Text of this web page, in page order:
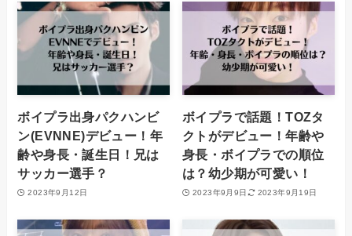
ボイプラ出身パクハンビ
ン(EVNNE)デビュー！年
齢や身長・誕生日！兄は
サッカー選手？
2023年9月12日
ボイプラで話題！TOZタ
クトがデビュー！年齢や
身長・ボイプラでの順位
は？幼少期が可愛い！
2023年9月9日 2023年9月19日